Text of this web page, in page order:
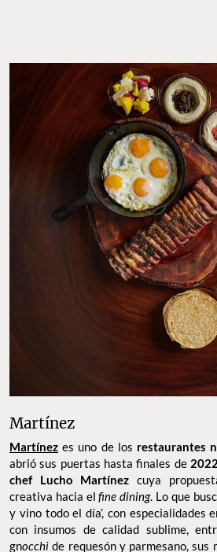
Martínez
Martínez es uno de los restaurantes
abrió sus puertas hasta finales de
chef Lucho Martínezcuya
creativa hacia elfine dining. Lo que
y vino todo el día’, con especialidades
con insumos de calidad sublime,
gnocchide requesón y parmesano, sus